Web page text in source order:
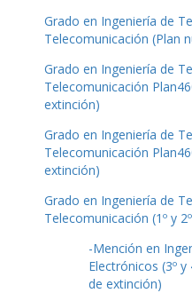
Grado en Ingeniería de
Telecomunicación (Plan
Grado en Ingeniería de
Telecomunicación
extinción)
Grado en Ingeniería de
Telecomunicación
extinción)
Grado en Ingeniería de
Telecomunicación (1º y
-Mención en
Electrónicos (3º y
de extinción)